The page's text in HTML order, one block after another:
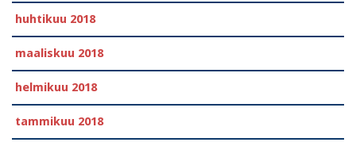
huhtikuu 2018
maaliskuu 2018
helmikuu 2018
tammikuu 2018